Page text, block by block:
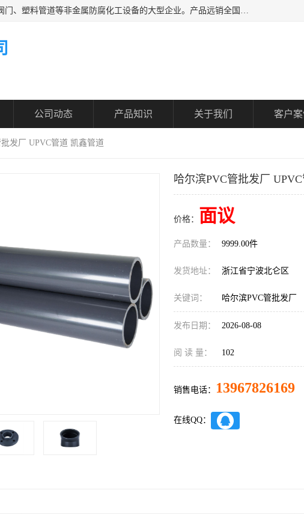
凯鑫管道科技有限公司是一家专业生产PPH、CPVC各类塑料阀门、塑料管道等非金属防腐化工设备的大型企业。产品远销全国三十一个省、市、自治区,广泛应用于化工、石油、氯碱、染料、制药、农药等行业，深受广大用户欢迎，是目前国内生产化工泵、阀门规模较大的生产基地之一。
公司动态 产品知识 关于我们 客户案
发厂 UPVC管道 凯鑫管道
哈尔滨PVC管批发厂
价格： 面议
产品数量： 9999.00件
发货地址： 浙江省宁波北仑区
关键词： 哈尔滨PVC管批发厂
发布日期： 2026-08-08
阅 读 量： 102
销售电话： 13967826169
在线QQ：